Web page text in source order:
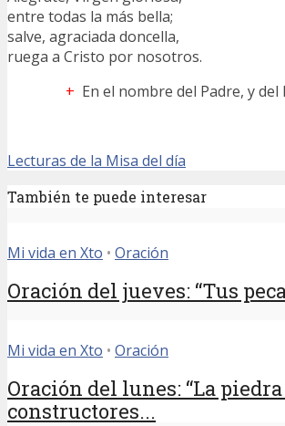
entre todas la más bella;
salve, agraciada doncella,
ruega a Cristo por nosotros.
+ En el nombre del Padre, y
Lecturas de la Misa del día
También te puede interesar
Mi vida en Xto • Oración
Oración del jueves: “Tus
Mi vida en Xto • Oración
Oración del lunes: “La
constructores...